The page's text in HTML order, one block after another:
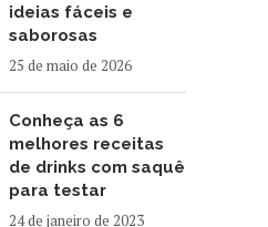
ideias fáceis e
saborosas
25 de maio de 2026
Conheça as 6
melhores receitas
de drinks com saquê
para testar
24 de janeiro de 2023